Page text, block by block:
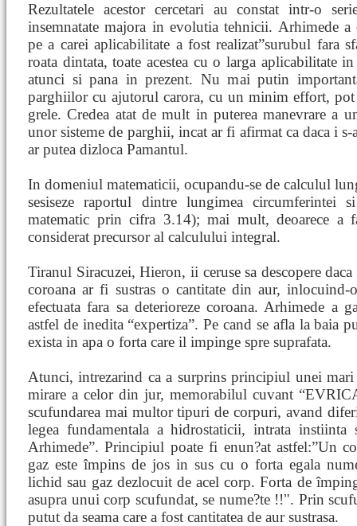
Rezultatele acestor cercetari au constat intr-o
insemnatate majora in evolutia tehnicii. Arhimede
pe a carei aplicabilitate a fost realizat”surubul fara
roata dintata, toate acestea cu o larga aplicabilitate
atunci si pana in prezent. Nu mai putin
parghiilor cu ajutorul carora, cu un minim effort, pot
grele. Credea atat de mult in puterea manevrare a
unor sisteme de parghii, incat ar fi afirmat ca daca i
ar putea dizloca Pamantul.
In domeniul matematicii, ocupandu-se de calculul
sesiseze raportul dintre lungimea circumferintei
matematic prin cifra 3.14); mai mult, deoarece a
considerat precursor al calculului integral.
Tiranul Siracuzei, Hieron, ii ceruse sa descopere
coroana ar fi sustras o cantitate din aur,
efectuata fara sa deterioreze coroana. Arhimede a
astfel de inedita “expertiza”. Pe cand se afla la baia
exista in apa o forta care il impinge spre suprafata.
Atunci, intrezarind ca a surprins principiul unei mari
mirare a celor din jur, memorabilul cuvant
scufundarea mai multor tipuri de corpuri, avand
legea fundamentala a hidrostaticii, intrata
Arhimede”. Principiul poate fi enun?at astfel:”Un
gaz este împins de jos in sus cu o forta egala
lichid sau gaz dezlocuit de acel corp. Forta de
asupra unui corp scufundat, se nume?te !!". Prin
putut da seama care a fost cantitatea de aur sustrasa.